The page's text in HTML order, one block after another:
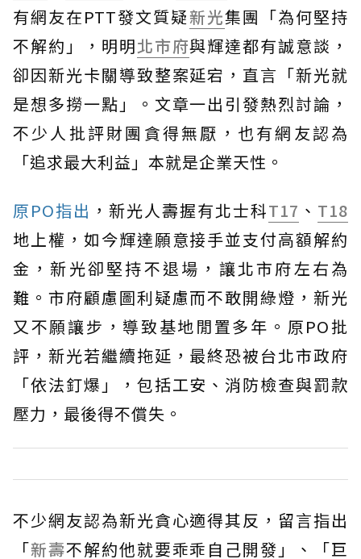
有網友在PTT發文質疑新光集團「為何堅持
不解約」，明明北市府與輝達都有誠意談，
卻因新光卡關導致整案延宕，直言「新光就
是想多撈一點」。文章一出引發熱烈討論，
不少人批評財團貪得無厭，也有網友認為
「追求最大利益」本就是企業天性。
原PO指出 ，新光人壽握有北士科T17 、 T18
地上權，如今輝達願意接手並支付高額解約
金，新光卻堅持不退場，讓北市府左右為
難。市府顧慮圖利疑慮而不敢開綠燈，新光
又不願讓步，導致基地閒置多年。原PO批
評，新光若繼續拖延，最終恐被台北市政府
「依法釘爆」，包括工安、消防檢查與罰款
壓力，最後得不償失。
不少網友認為新光貪心適得其反，留言指出
「新壽不解約他就要乖乖自己開發」、「巨